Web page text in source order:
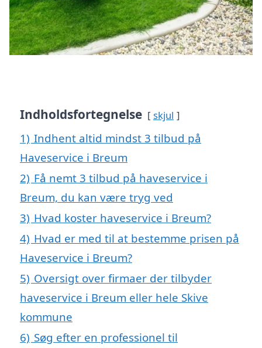
Indholdsfortegnelse skjul
1) Indhent altid mindst 3 tilbud på
Haveservice i Breum
2) Få nemt 3 tilbud på haveservice i
Breum, du kan være tryg ved
3) Hvad koster haveservice i Breum?
4) Hvad er med til at bestemme prisen på
Haveservice i Breum?
5) Oversigt over firmaer der tilbyder
haveservice i Breum eller hele Skive
kommune
6) Søg efter en professionel til